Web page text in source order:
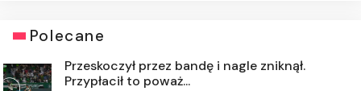
Polecane
Przeskoczył przez bandę i nagle zniknął.
Przypłacił to poważ...